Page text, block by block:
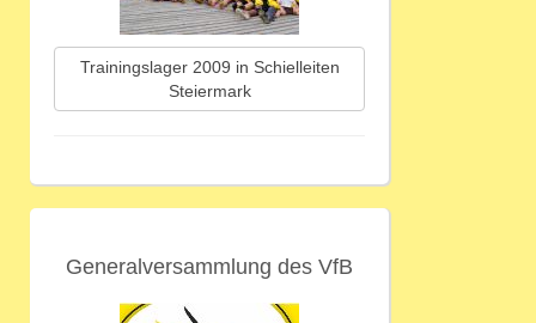
Trainingslager 2009 in Schielleiten
Steiermark
Generalversammlung des VfB